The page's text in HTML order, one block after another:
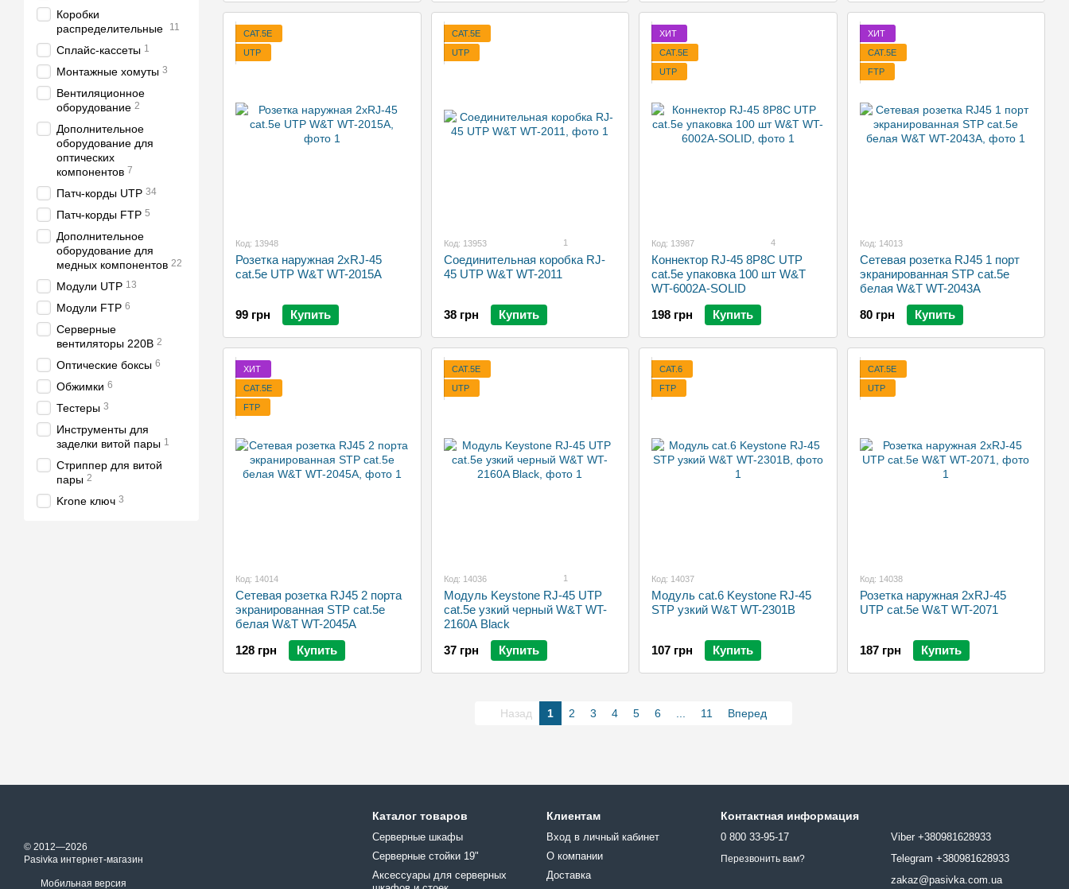
CAT.5E
UTP
Код: 13948
Розетка наружная 2xRJ-45
cat.5e UTP W&T WT-2015A
99 грн Купить
CAT.5E
UTP
Код: 13953 1
Соединительная коробка RJ-
45 UTP W&T WT-2011
38 грн Купить
ХИТ
CAT.5E
UTP
Код: 13987 4
Коннектор RJ-45 8P8C UTP
cat.5e упаковка 100 шт W&T
WT-6002A-SOLID
198 грн
Купить
ХИТ
CAT.5E
FTP
Код: 14013
Сетевая розетка RJ45 1 порт
экранированная STP cat.5e
белая W&T WT-2043A
80 грн
Купить
ХИТ
CAT.5E
FTP
Код: 14014
Сетевая розетка RJ45 2 порта
экранированная STP cat.5e
белая W&T WT-2045A
128 грн
Купить
CAT.5E
UTP
Код: 14036 1
Модуль Keystone RJ-45 UTP
cat.5e узкий черный W&T WT-
2160A Black
37 грн
Купить
CAT.6
FTP
Код: 14037
Модуль cat.6 Keystone RJ-45
STP узкий W&T WT-2301B
107 грн Купить
CAT.5E
UTP
Код: 14038
Розетка наружная 2xRJ-45
UTP cat.5e W&T WT-2071
187 грн Купить
Назад 1 2 3 4 5 6 ... 11 Вперед
Коробки
распределительные
11
Сплайс-кассеты 1
Монтажные хомуты 3
Вентиляционное
оборудование 2
Дополнительное
оборудование для
оптических
компонентов 7
Патч-корды UTP 34
Патч-корды FTP 5
Дополнительное
оборудование для
медных компонентов 22
Модули UTP 13
Модули FTP 6
Серверные
вентиляторы 220В 2
Оптические боксы 6
Обжимки 6
Тестеры 3
Инструменты для
заделки витой пары 1
Стриппер для витой
пары 2
Krone ключ 3
© 2012—2026
Pasivka интернет-магазин
Мобильная версия
Каталог товаров
Серверные шкафы
Серверные стойки 19"
Аксессуары для серверных
Клиентам
Вход в личный кабинет
О компании
Доставка
Контактная информация
0 800 33-95-17
Перезвонить вам?
Viber +380981628933
Telegram +380981628933
zakaz@pasivka.com.ua